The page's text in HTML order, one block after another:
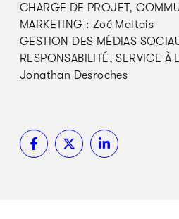
CHARGE DE PROJET,
MARKETING : Zoé Maltais
GESTION DES MÉDIAS
RESPONSABILITÉ, SERVICE À
Jonathan Desroches